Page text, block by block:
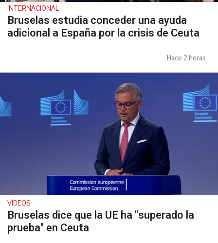
INTERNACIONAL
Bruselas estudia conceder una ayuda
adicional a España por la crisis de Ceuta
Hace 2 horas
VÍDEOS
Bruselas dice que la UE ha "superado la
prueba" en Ceuta